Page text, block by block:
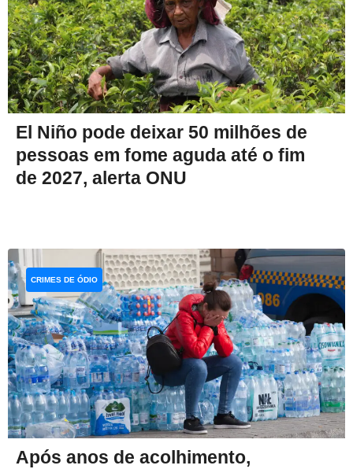
El Niño pode deixar 50 milhões de
pessoas em fome aguda até o fim
de 2027, alerta ONU
Após anos de acolhimento,
CRIMES DE ÓDIO